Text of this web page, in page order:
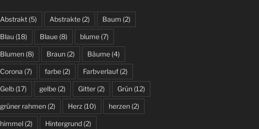
Abstrakt(5) Abstrakte(2) Baum (2)
Blau (18) Blaue(8) blume(7)
Blumen(8) Braun(2) Bäume(4)
Corona (7) farbe(2) Farbverlauf(2)
Gelb(17) gelbe(2) Gitter(2) Grün(12)
grüner rahmen(2) Herz (10) herzen(2)
himmel(2) Hintergrund(2)